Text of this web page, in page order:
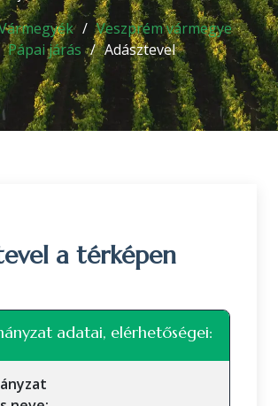
Veszprém vármegye
Pápai járás
Adásztevel
a térképen
adatai, elérhetőségei: